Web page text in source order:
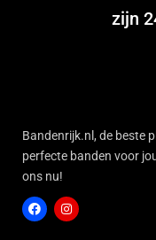
zijn
Bandenrijk.nl, de beste
perfecte banden voor
ons nu!